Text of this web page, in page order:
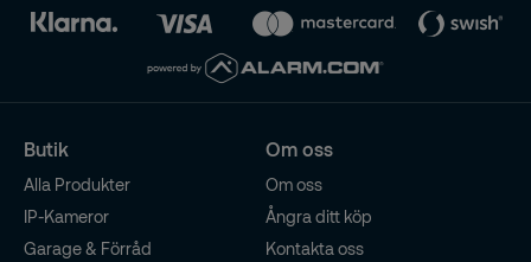
Butik
Alla Produkter
IP-Kameror
Garage & Förråd
Om oss
Om oss
Ångra ditt köp
Kontakta oss